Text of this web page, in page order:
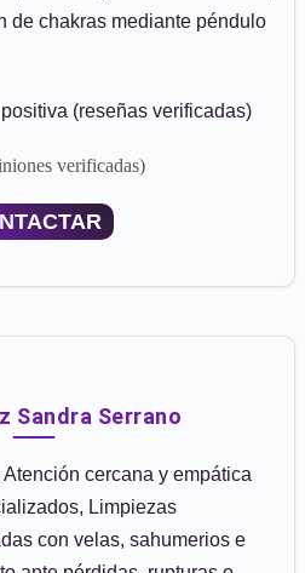
de chakras mediante péndulo
(reseñas verificadas)
verificadas)
Sandra Serrano
Atención cercana y empática
Limpiezas
con velas, sahumerios e